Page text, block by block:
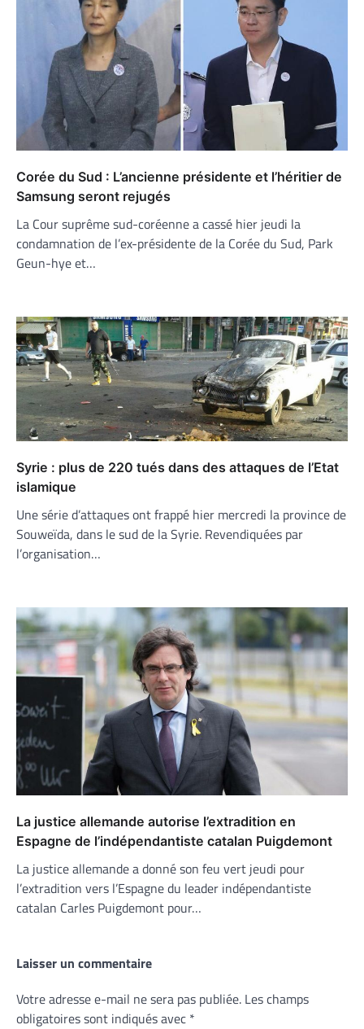
Corée du Sud : L’ancienne présidente et l’héritier de
Samsung seront rejugés
La Cour suprême sud-coréenne a cassé hier jeudi la
condamnation de l’ex-présidente de la Corée du Sud, Park
Geun-hye et…
Syrie : plus de 220 tués dans des attaques de l’Etat
islamique
Une série d’attaques ont frappé hier mercredi la province de
Souweïda, dans le sud de la Syrie. Revendiquées par
l’organisation…
La justice allemande autorise l’extradition en
Espagne de l’indépendantiste catalan Puigdemont
La justice allemande a donné son feu vert jeudi pour
l’extradition vers l’Espagne du leader indépendantiste
catalan Carles Puigdemont pour…
Laisser un commentaire
Votre adresse e-mail ne sera pas publiée. Les champs
obligatoires sont indiqués avec *